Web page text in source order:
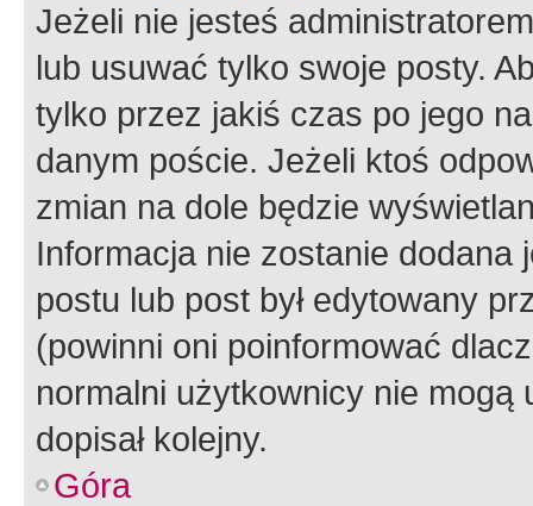
Jeżeli nie jesteś
lub usuwać tylko swoje posty.
tylko przez jakiś czas po jego
danym poście. Jeżeli ktoś
zmian na dole będzie
Informacja nie zostanie dodana
postu lub post był edytowany
(powinni oni poinformować
normalni użytkownicy nie
dopisał kolejny.
Góra